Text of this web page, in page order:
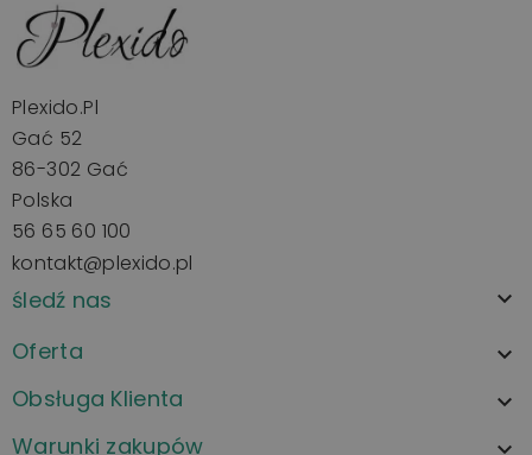
Plexido.pl
Gać 52
86-302 Gać
Polska
56 65 60 100
kontakt@plexido.pl
śledź nas 
Oferta 
Obsługa Klienta 
Warunki zakupów